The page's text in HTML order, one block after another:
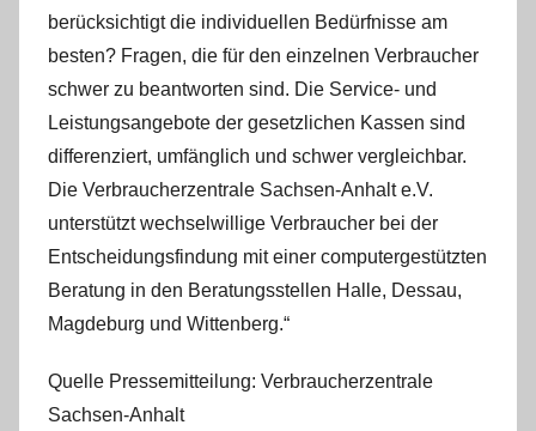
berücksichtigt die individuellen Bedürfnisse am
besten? Fragen, die für den einzelnen Verbraucher
schwer zu beantworten sind. Die Service- und
Leistungsangebote der gesetzlichen Kassen sind
differenziert, umfänglich und schwer vergleichbar.
Die Verbraucherzentrale Sachsen-Anhalt e.V.
unterstützt wechselwillige Verbraucher bei der
Entscheidungsfindung mit einer computergestützten
Beratung in den Beratungsstellen Halle, Dessau,
Magdeburg und Wittenberg.“
Quelle Pressemitteilung: Verbraucherzentrale
Sachsen-Anhalt